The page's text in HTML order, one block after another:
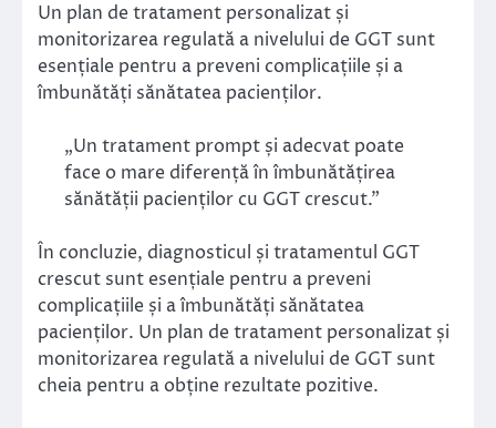
Un plan de tratament personalizat și
monitorizarea regulată a nivelului de GGT sunt
esențiale pentru a preveni complicațiile și a
îmbunătăți sănătatea pacienților.
„Un tratament prompt și adecvat poate
face o mare diferență în îmbunătățirea
sănătății pacienților cu GGT crescut.”
În concluzie, diagnosticul și tratamentul GGT
crescut sunt esențiale pentru a preveni
complicațiile și a îmbunătăți sănătatea
pacienților. Un plan de tratament personalizat și
monitorizarea regulată a nivelului de GGT sunt
cheia pentru a obține rezultate pozitive.